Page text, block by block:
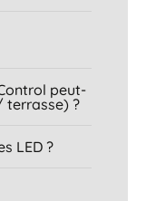
peut-
terrasse) ?
LED ?